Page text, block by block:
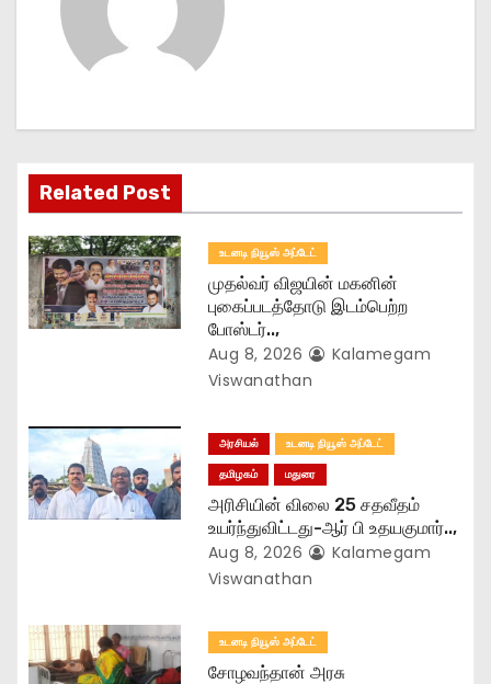
a
t
i
o
Related Post
உடனடி நியூஸ் அப்டேட்
முதல்வர் விஜயின் மகனின்
புகைப்படத்தோடு இடம்பெற்ற
போஸ்டர்..,
Aug 8, 2026
Kalamegam
Viswanathan
அரசியல்
உடனடி நியூஸ் அப்டேட்
தமிழகம்
மதுரை
அரிசியின் விலை 25 சதவீதம்
உயர்ந்துவிட்டது-ஆர் பி உதயகுமார்..,
Aug 8, 2026
Kalamegam
Viswanathan
உடனடி நியூஸ் அப்டேட்
சோழவந்தான் அரசு